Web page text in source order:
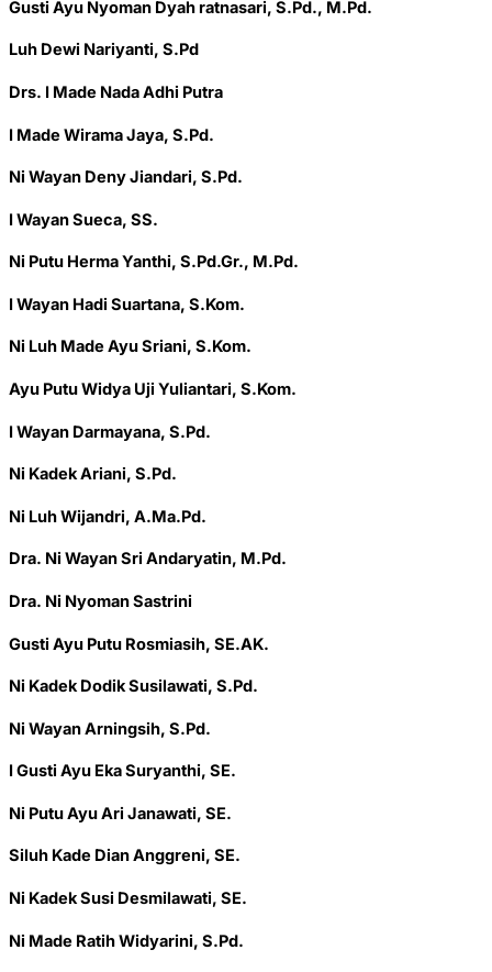
Gusti Ayu Nyoman Dyah ratnasari, S.Pd., M.Pd.
Luh Dewi Nariyanti, S.Pd
Drs. I Made Nada Adhi Putra
I Made Wirama Jaya, S.Pd.
Ni Wayan Deny Jiandari, S.Pd.
I Wayan Sueca, SS.
Ni Putu Herma Yanthi, S.Pd.Gr., M.Pd.
I Wayan Hadi Suartana, S.Kom.
Ni Luh Made Ayu Sriani, S.Kom.
Ayu Putu Widya Uji Yuliantari, S.Kom.
I Wayan Darmayana, S.Pd.
Ni Kadek Ariani, S.Pd.
Ni Luh Wijandri, A.Ma.Pd.
Dra. Ni Wayan Sri Andaryatin, M.Pd.
Dra. Ni Nyoman Sastrini
Gusti Ayu Putu Rosmiasih, SE.AK.
Ni Kadek Dodik Susilawati, S.Pd.
Ni Wayan Arningsih, S.Pd.
I Gusti Ayu Eka Suryanthi, SE.
Ni Putu Ayu Ari Janawati, SE.
Siluh Kade Dian Anggreni, SE.
Ni Kadek Susi Desmilawati, SE.
Ni Made Ratih Widyarini, S.Pd.